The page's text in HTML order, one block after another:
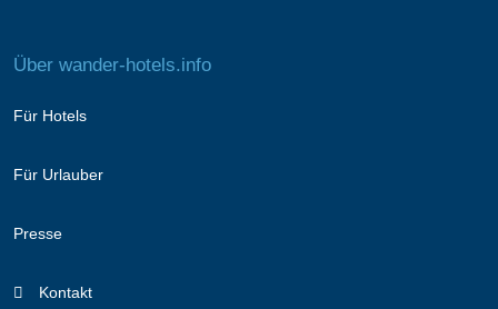
Über wander-hotels.info
Für Hotels
Für Urlauber
Presse
Kontakt